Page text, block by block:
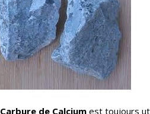
Carbure de Calcium est toujours